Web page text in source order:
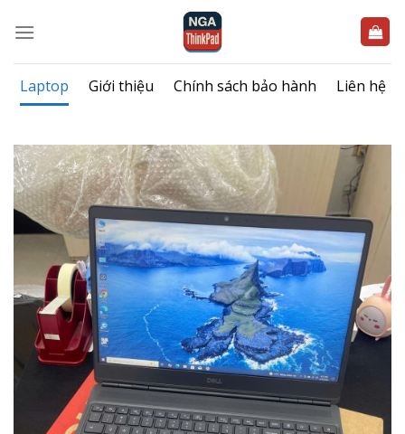
qua
dungLaptop Giới thiệu Chính sách bảo hành Liên hệ